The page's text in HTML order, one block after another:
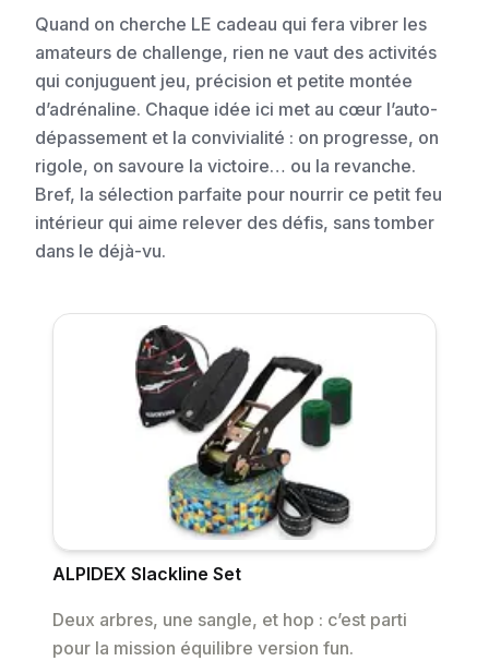
Quand on cherche LE cadeau qui fera vibrer les
amateurs de challenge, rien ne vaut des activités
qui conjuguent jeu, précision et petite montée
d’adrénaline. Chaque idée ici met au cœur l’auto-
dépassement et la convivialité : on progresse, on
rigole, on savoure la victoire… ou la revanche.
Bref, la sélection parfaite pour nourrir ce petit feu
intérieur qui aime relever des défis, sans tomber
dans le déjà-vu.
ALPIDEX Slackline Set
Deux arbres, une sangle, et hop : c’est parti
pour la mission équilibre version fun.